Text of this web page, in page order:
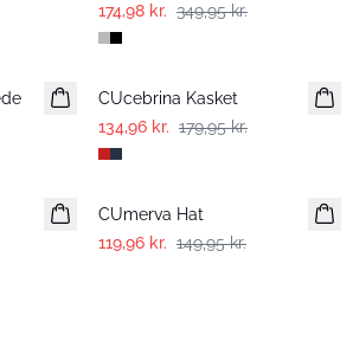
174,98 kr. 349,95 kr.
-25%
CUcebrina Kasket
134,96 kr. 179,95 kr.
-20%
CUmerva Hat
119,96 kr. 149,95 kr.